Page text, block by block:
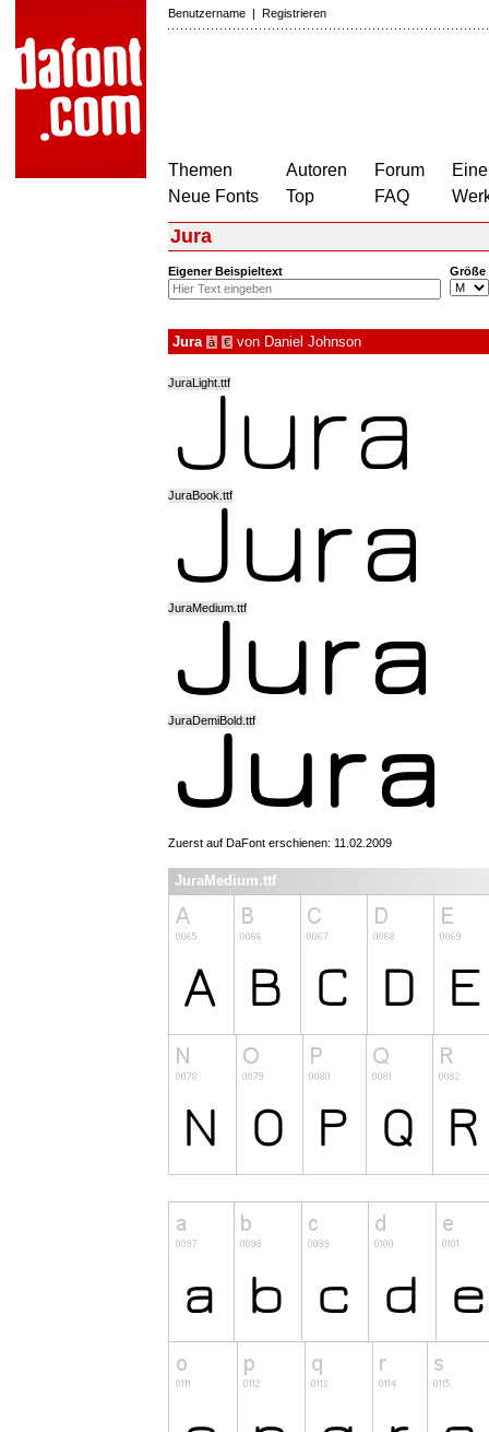
Benutzername | Registrieren
Themen
Neue Fonts
Autoren
Top
Forum
FAQ
Jura
Eigener Beispieltext Größe
Jura à € von Daniel Johnson
JuraLight.ttf
JuraBook.ttf
JuraMedium.ttf
JuraDemiBold.ttf
Zuerst auf DaFont erschienen: 11.02.2009
JuraMedium.ttf